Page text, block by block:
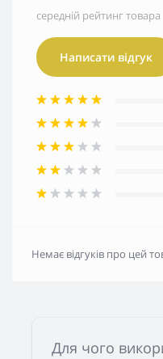
середній рейтинг товара
Написати відгук
Немає відгуків про цей
Для чого